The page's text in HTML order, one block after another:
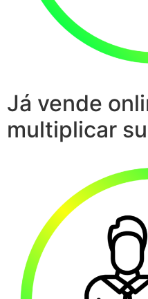
Já vende
multiplicar